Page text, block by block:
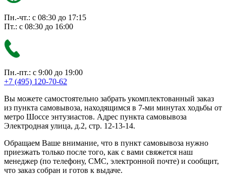
Пн.-чт.: с 08:30 до 17:15
Пт.: с 08:30 до 16:00
Пн.-пт.: с 9:00 до 19:00
+7 (495) 120-70-62
Вы можете самостоятельно забрать укомплектованный заказ
из пункта самовывоза, находящимся в 7-ми минутах ходьбы от
метро Шоссе энтузиастов. Адрес пункта самовывоза
Электродная улица, д.2, стр. 12-13-14.
Обращаем Ваше внимание, что в пункт самовывоза нужно
приезжать только после того, как с вами свяжется наш
менеджер (по телефону, СМС, электронной почте) и сообщит,
что заказ собран и готов к выдаче.